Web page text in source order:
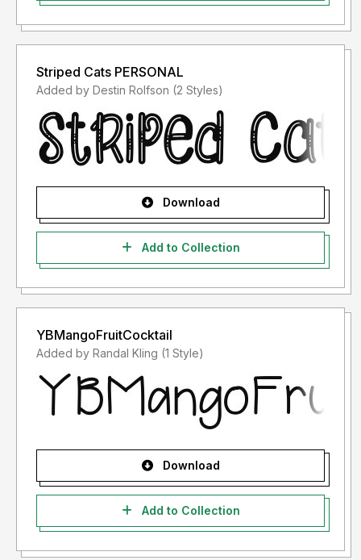
Informasi tentang Lisensi apa yang akan anda perlukan,
silahkan menghubungi kami di :zainstudio151@gmail.com
Terima kasih. Striped Cats PERSONAL
Added by Destin Rolfson (2 Styles)
Download
Add to Collection
YBMangoFruitCocktail
Added by Randal Kling (1 Style)
Download
Add to Collection